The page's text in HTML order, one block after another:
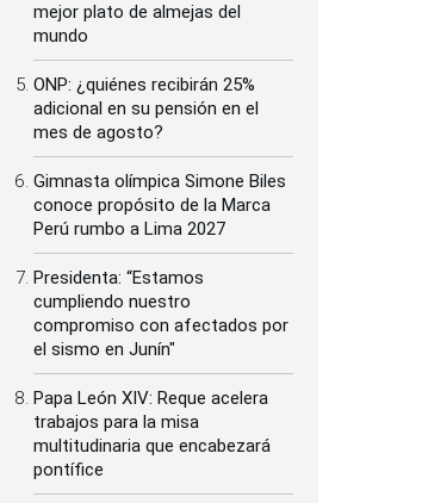
mejor plato de almejas del
mundo
ONP: ¿quiénes recibirán 25%
adicional en su pensión en el
mes de agosto?
Gimnasta olímpica Simone Biles
conoce propósito de la Marca
Perú rumbo a Lima 2027
Presidenta: “Estamos
cumpliendo nuestro
compromiso con afectados por
el sismo en Junín"
Papa León XIV: Reque acelera
trabajos para la misa
multitudinaria que encabezará
pontífice